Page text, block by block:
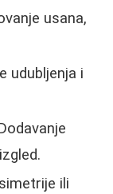
usana,
udubljenja i
ili